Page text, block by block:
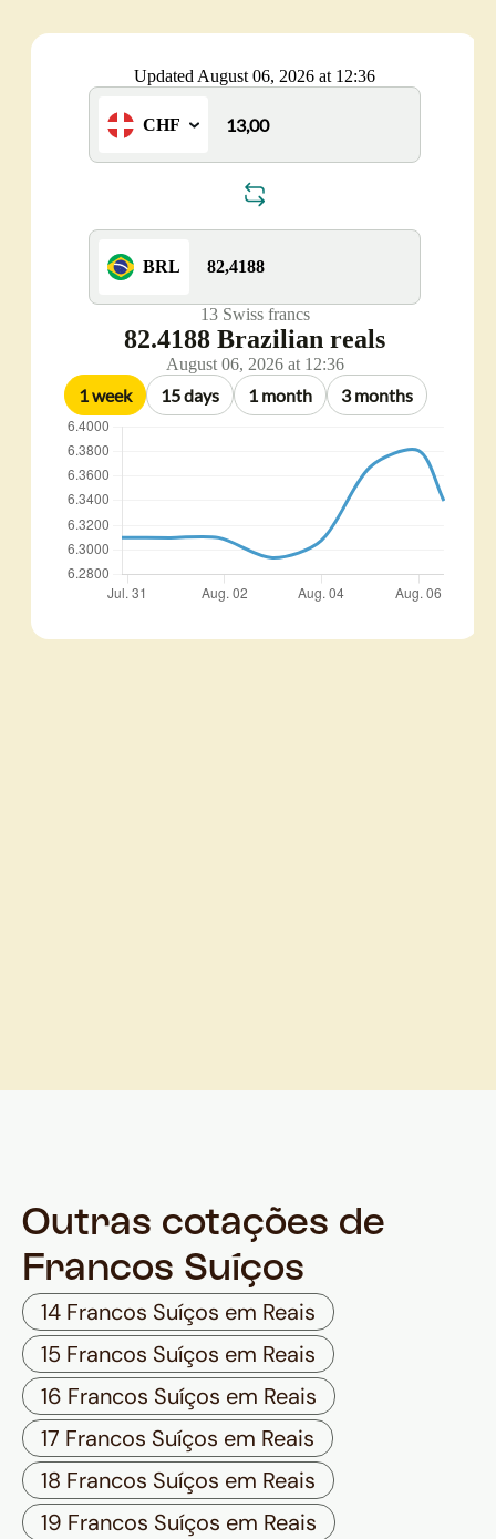
Outras cotações de
Francos Suíços
14 Francos Suíços em Reais
15 Francos Suíços em Reais
16 Francos Suíços em Reais
17 Francos Suíços em Reais
18 Francos Suíços em Reais
19 Francos Suíços em Reais